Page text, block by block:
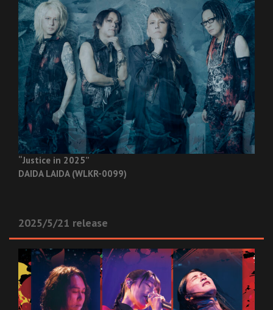
“Justice in 2025”
DAIDA LAIDA (WLKR-0099)
2025/5/21 release